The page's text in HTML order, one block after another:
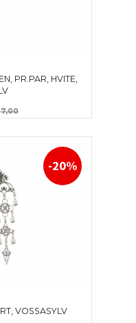
PR.PAR, HVITE,
Rabatt
VOSSASYLV
-20%